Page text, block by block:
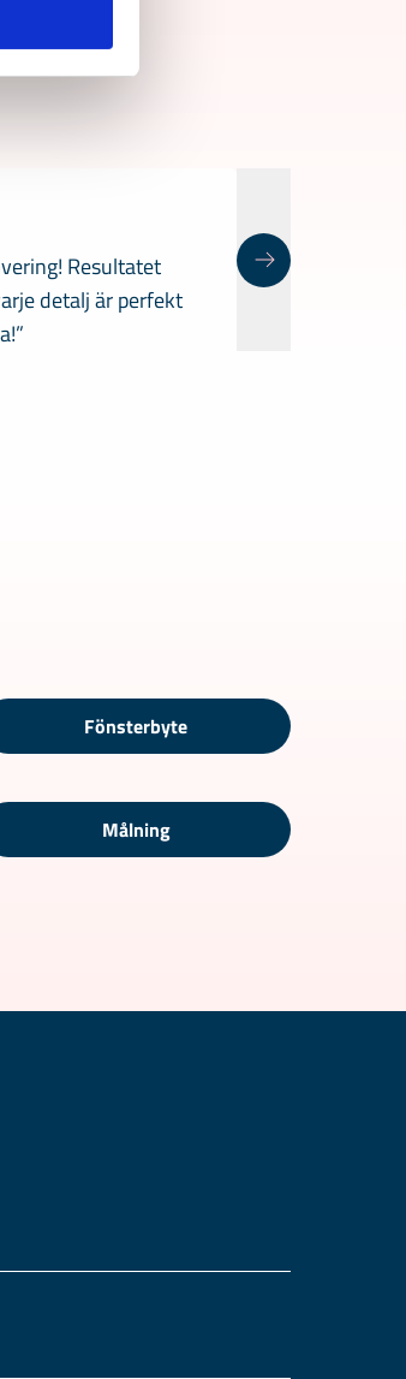
Resultatet
detalj är perfekt
Fönsterbyte
Målning